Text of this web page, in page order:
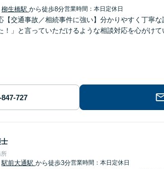
柳生橋駅 から徒歩8分営業時間：本日定休日
【交通事故／相続事件に強い】分かりやすく丁寧
！」と言っていただけるような相談対応を心がけ
駅前大通駅 から徒歩3分営業時間：本日定休日